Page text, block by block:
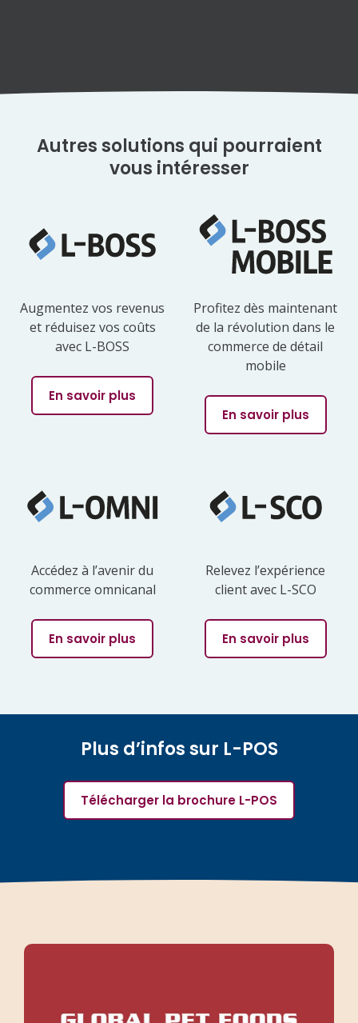
Autres solutions qui pourraient
vous intéresser
Augmentez vos revenus
et réduisez vos coûts
avec L-BOSS
En savoir plus
Profitez dès maintenant
de la révolution dans le
commerce de détail
mobile
En savoir plus
Accédez à l’avenir du
commerce omnicanal
En savoir plus
Relevez l’expérience
client avec L-SCO
En savoir plus
Plus d’infos sur L-POS
Télécharger la brochure L-POS